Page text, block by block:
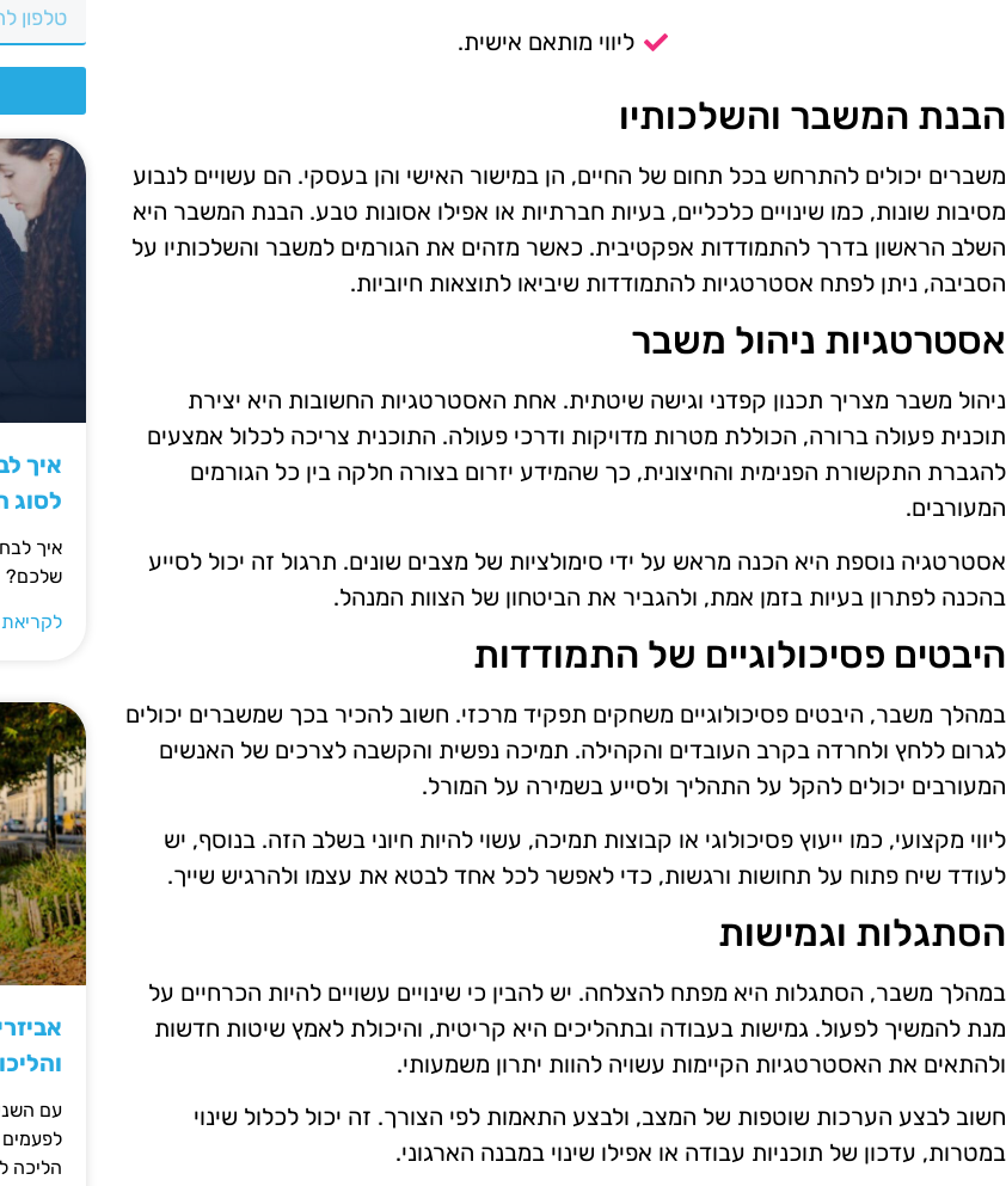
ליווי מותאם אישית.
הבנת המשבר והשלכותיו
משברים יכולים להתרחש בכל תחום של החיים, הן במישור האישי והן בעסקי. הם עשויים לנבוע
מסיבות שונות, כמו שינויים כלכליים, בעיות חברתיות או אפילו אסונות טבע. הבנת המשבר היא
השלב הראשון בדרך להתמודדות אפקטיבית. כאשר מזהים את הגורמים למשבר והשלכותיו על
הסביבה, ניתן לפתח אסטרטגיות להתמודדות שיביאו לתוצאות חיוביות.
אסטרטגיות ניהול משבר
ניהול משבר מצריך תכנון קפדני וגישה שיטתית. אחת האסטרטגיות החשובות היא יצירת
תוכנית פעולה ברורה, הכוללת מטרות מדויקות ודרכי פעולה. התוכנית צריכה לכלול אמצעים
להגברת התקשורת הפנימית והחיצונית, כך שהמידע יזרום בצורה חלקה בין כל הגורמים
המעורבים.
אסטרטגיה נוספת היא הכנה מראש על ידי סימולציות של מצבים שונים. תרגול זה יכול לסייע
בהכנה לפתרון בעיות בזמן אמת, ולהגביר את הביטחון של הצוות המנהל.
היבטים פסיכולוגיים של התמודדות
במהלך משבר, היבטים פסיכולוגיים משחקים תפקיד מרכזי. חשוב להכיר בכך שמשברים יכולים
לגרום ללחץ ולחרדה בקרב העובדים והקהילה. תמיכה נפשית והקשבה לצרכים של האנשים
המעורבים יכולים להקל על התהליך ולסייע בשמירה על המורל.
ליווי מקצועי, כמו ייעוץ פסיכולוגי או קבוצות תמיכה, עשוי להיות חיוני בשלב הזה. בנוסף, יש
לעודד שיח פתוח על תחושות ורגשות, כדי לאפשר לכל אחד לבטא את עצמו ולהרגיש שייך.
הסתגלות וגמישות
במהלך משבר, הסתגלות היא מפתח להצלחה. יש להבין כי שינויים עשויים להיות הכרחיים על
מנת להמשיך לפעול. גמישות בעבודה ובתהליכים היא קריטית, והיכולת לאמץ שיטות חדשות
ולהתאים את האסטרטגיות הקיימות עשויה להוות יתרון משמעותי.
חשוב לבצע הערכות שוטפות של המצב, ולבצע התאמות לפי הצורך. זה יכול לכלול שינוי
במטרות, עדכון של תוכניות עבודה או אפילו שינוי במבנה הארגוני.
איך
לסוג
איך
שלכם?
עם
לפעמים
הליכה